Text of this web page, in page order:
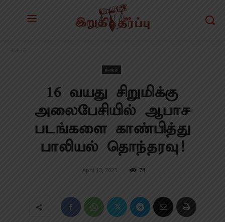
க்ரைம்
16 வயது சிறுமிக்கு
அலைபேசியில் ஆபாச
படங்களை காண்பித்து
பாலியல் தொந்தரவு!
April 13, 2023 78